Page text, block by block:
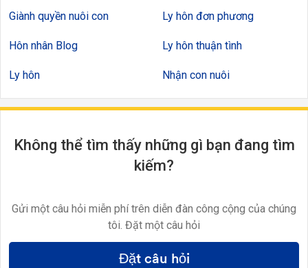
Giành quyền nuôi con
Hôn nhân Blog
Ly hôn
Ly hôn đơn phương
Ly hôn thuận tình
Nhận con nuôi
Không thể tìm thấy những gì bạn đang tìm
kiếm?
Gửi một câu hỏi miễn phí trên diễn đàn công cộng của chúng
tôi. Đặt một câu hỏi
Đặt câu hỏi